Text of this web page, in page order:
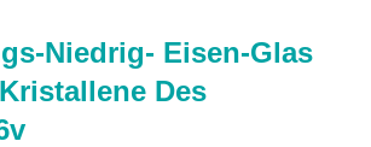
Niedrig- Eisen-Glas
Des